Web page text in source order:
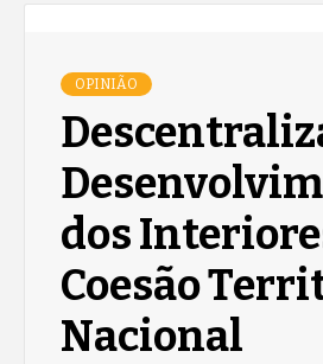
OPINIÃO
dos
Coesão
Nacional